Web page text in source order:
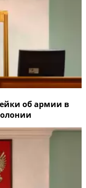
об армии в